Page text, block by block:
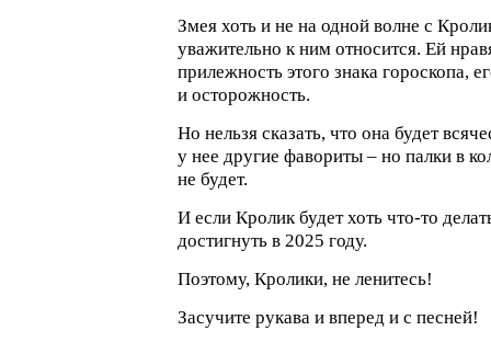
Змея хоть и не на одной волне с
уважительно к ним относится. Ей
прилежность этого знака гороскопа,
и осторожность.
Но нельзя сказать, что она будет
у нее другие фавориты – но палки в
не будет.
И если Кролик будет хоть что-то
достигнуть в 2025 году.
Поэтому, Кролики, не ленитесь!
Засучите рукава и вперед и с песней!